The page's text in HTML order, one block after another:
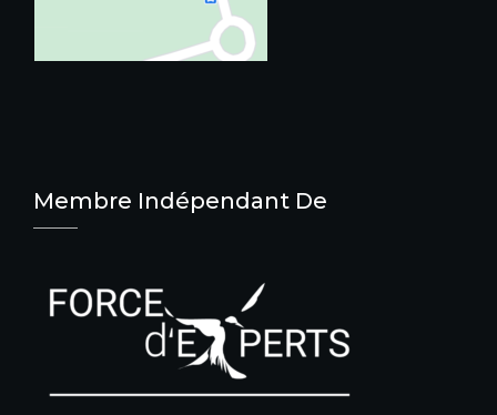
Membre Indépendant De